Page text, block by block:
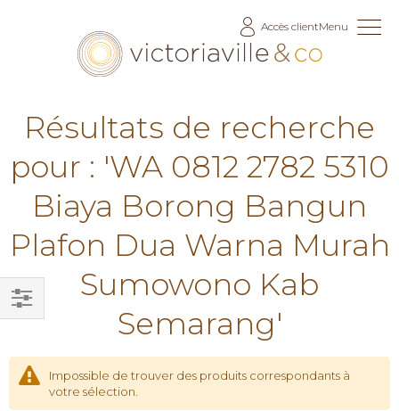
Accès clientMenu
Résultats de recherche
pour : 'WA 0812 2782 5310
Biaya Borong Bangun
Plafon Dua Warna Murah
Sumowono Kab
Semarang'
Impossible de trouver des produits correspondants à
votre sélection.
Filtrer